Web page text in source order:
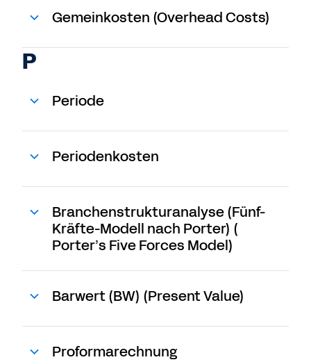
Gemeinkosten (Overhead Costs)
P
Periode
Periodenkosten
Branchenstrukturanalyse (Fünf-
Kräfte-Modell nach Porter) (
Porter’s Five Forces Model)
Barwert (BW) (Present Value)
Proformarechnung